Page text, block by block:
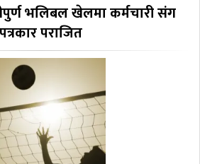
भलिबल खेलमा कर्मचारी संग
पत्रकार पराजित